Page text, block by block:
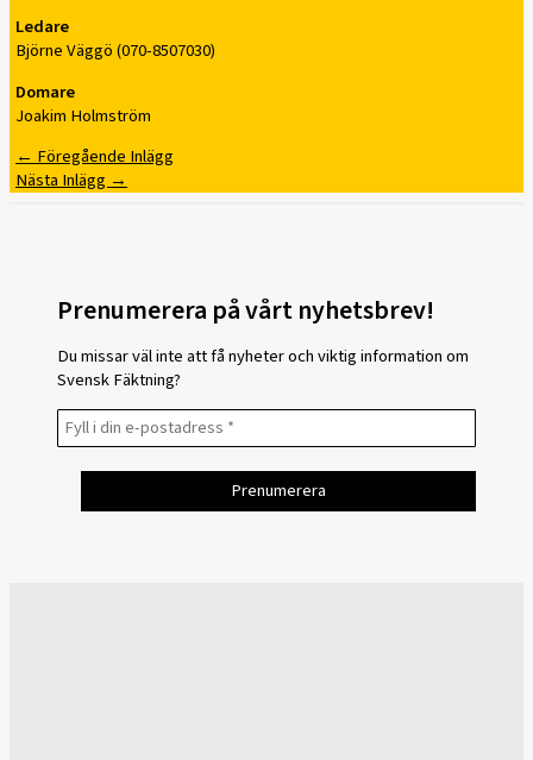
Ledare
Björne Väggö (070-8507030)
Domare
Joakim Holmström
←Föregående Inlägg
Nästa Inlägg→
Prenumerera på vårt nyhetsbrev!
Du missar väl inte att få nyheter och viktig information om
Svensk Fäktning?